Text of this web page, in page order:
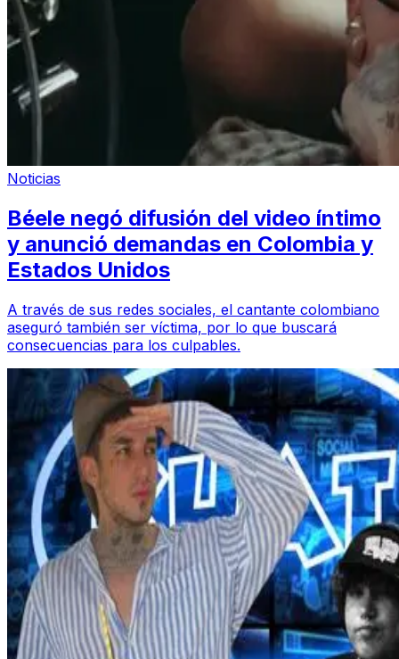
Noticias
Béele negó difusión del video íntimo
y anunció demandas en Colombia y
Estados Unidos
A través de sus redes sociales, el cantante colombiano
aseguró también ser víctima, por lo que buscará
consecuencias para los culpables.